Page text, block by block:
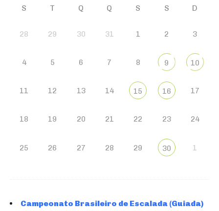
S T Q Q S S D
28 29 30 31 1 2 3
4 5 6 7 8 9 10
11 12 13 14 15 16 17
18 19 20 21 22 23 24
25 26 27 28 29 30 1
Campeonato Brasileiro de Escalada (Guiada)